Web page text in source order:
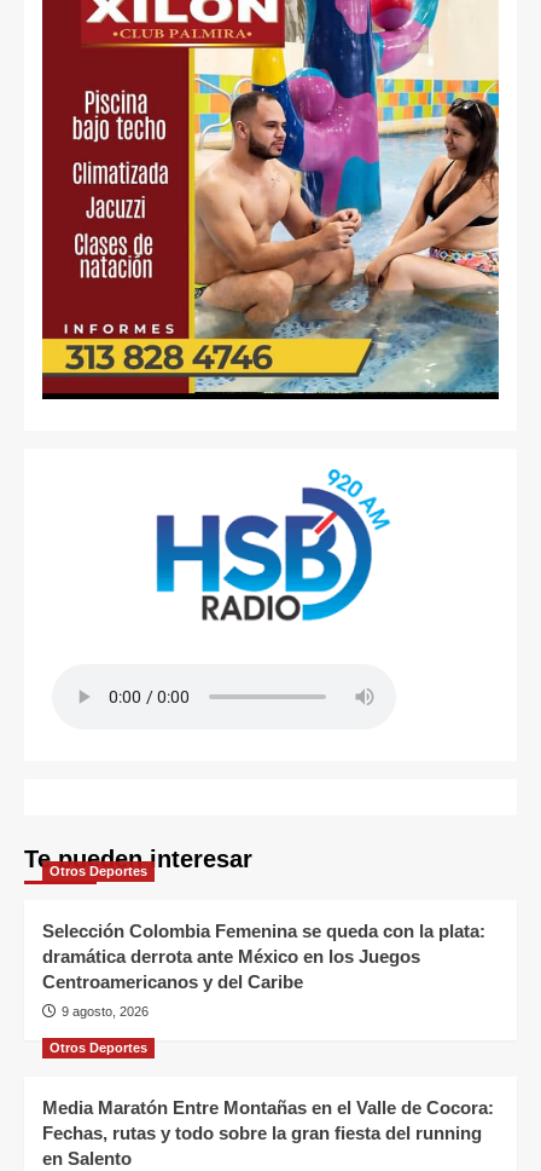
Te pueden interesar
Otros Deportes
Selección Colombia Femenina se queda con la plata:
dramática derrota ante México en los Juegos
Centroamericanos y del Caribe
9 agosto, 2026
Otros Deportes
Media Maratón Entre Montañas en el Valle de Cocora:
Fechas, rutas y todo sobre la gran fiesta del running
en Salento